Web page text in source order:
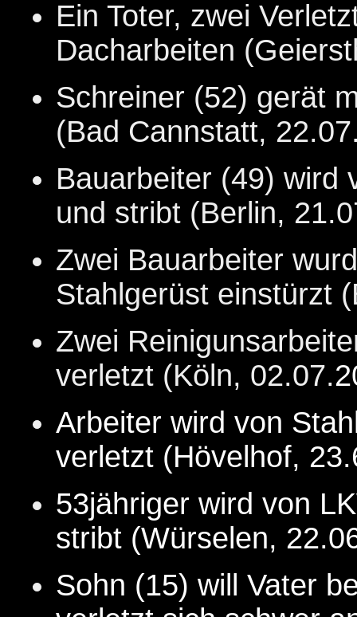
Ein Toter, zwei
Dacharbeiten
Schreiner (52) gerät
(Bad Cannstatt,
Bauarbeiter (49) wird
und stribt (Berlin,
Zwei Bauarbeiter
Stahlgerüst einstürzt
Zwei
verletzt (Köln, 02.07.
Arbeiter wird von
verletzt (Hövelhof,
53jähriger wird von
stribt (Würselen,
Sohn (15) will Vater